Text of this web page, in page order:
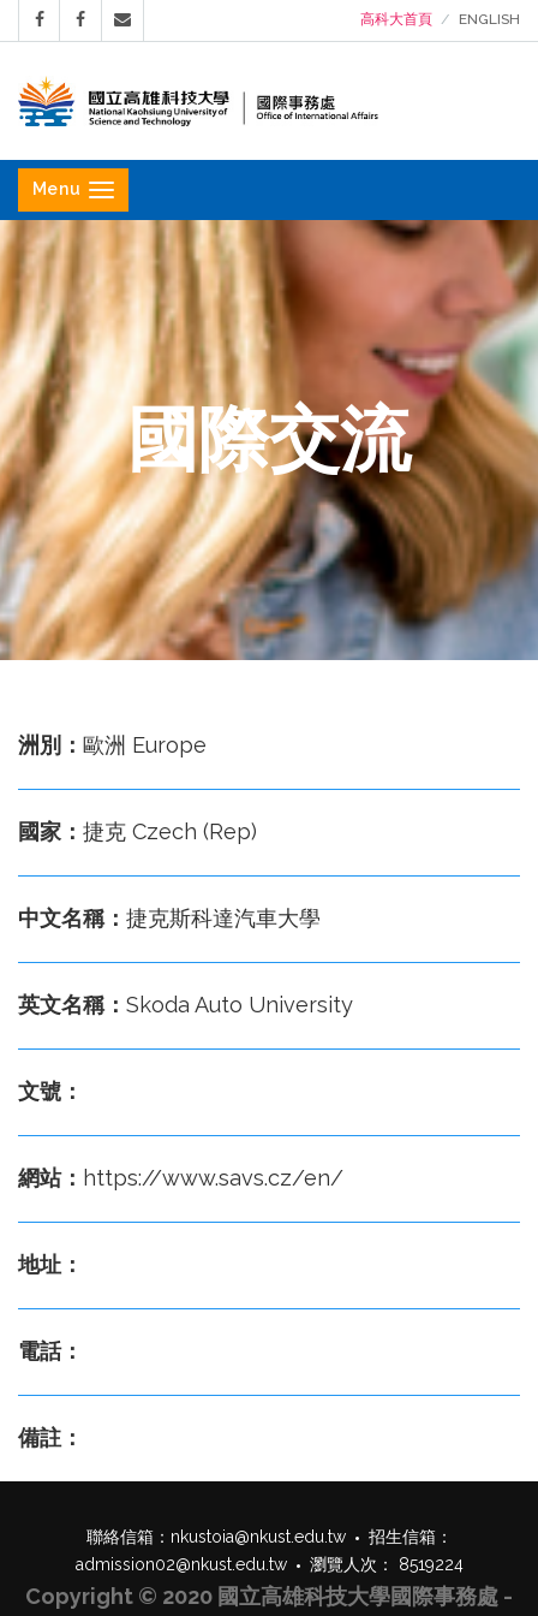
高科大首頁 ENGLISH
立
高
雄
科
技
大
學
國
際
事
務
處
Menu
國際交流
洲別： 歐洲 Europe
國家： 捷克 Czech (Rep)
中文名稱： 捷克斯科達汽車大學
英文名稱： Skoda Auto University
文號：
網站： https://www.savs.cz/en/
地址：
電話：
備註：
聯絡信箱： nkustoia@nkust.edu.tw
招生信箱：
admission02@nkust.edu.tw
瀏覽人次： 8519224
Copyright © 2020 國立高雄科技大學國際事務處 -